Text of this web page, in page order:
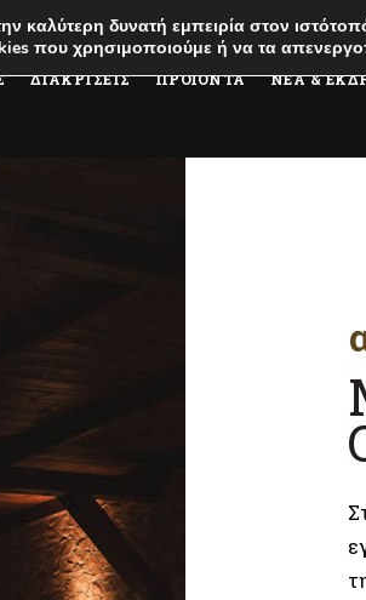
ΔΙΑΚΡΙΣΕΙΣ ΠΡΟΪΟΝΤΑ ΝΕΑ &
καλύτερη δυνατή εμπειρία στον
που χρησιμοποιούμε ή να τα